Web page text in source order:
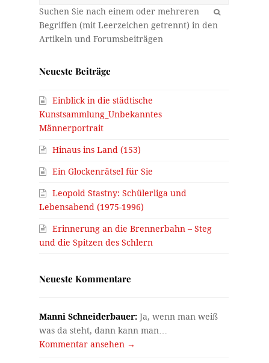
OK
Neueste Beiträge
Einblick in die städtische
Kunstsammlung_Unbekanntes
Männerportrait
Hinaus ins Land (153)
Ein Glockenrätsel für Sie
Leopold Stastny: Schülerliga und
Lebensabend (1975-1996)
Erinnerung an die Brennerbahn – Steg
und die Spitzen des Schlern
Neueste Kommentare
Manni Schneiderbauer: Ja, wenn man weiß
was da steht, dann kann man…
Kommentar ansehen →